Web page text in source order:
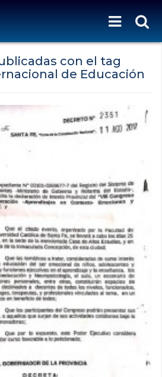
con el tag
de Educación